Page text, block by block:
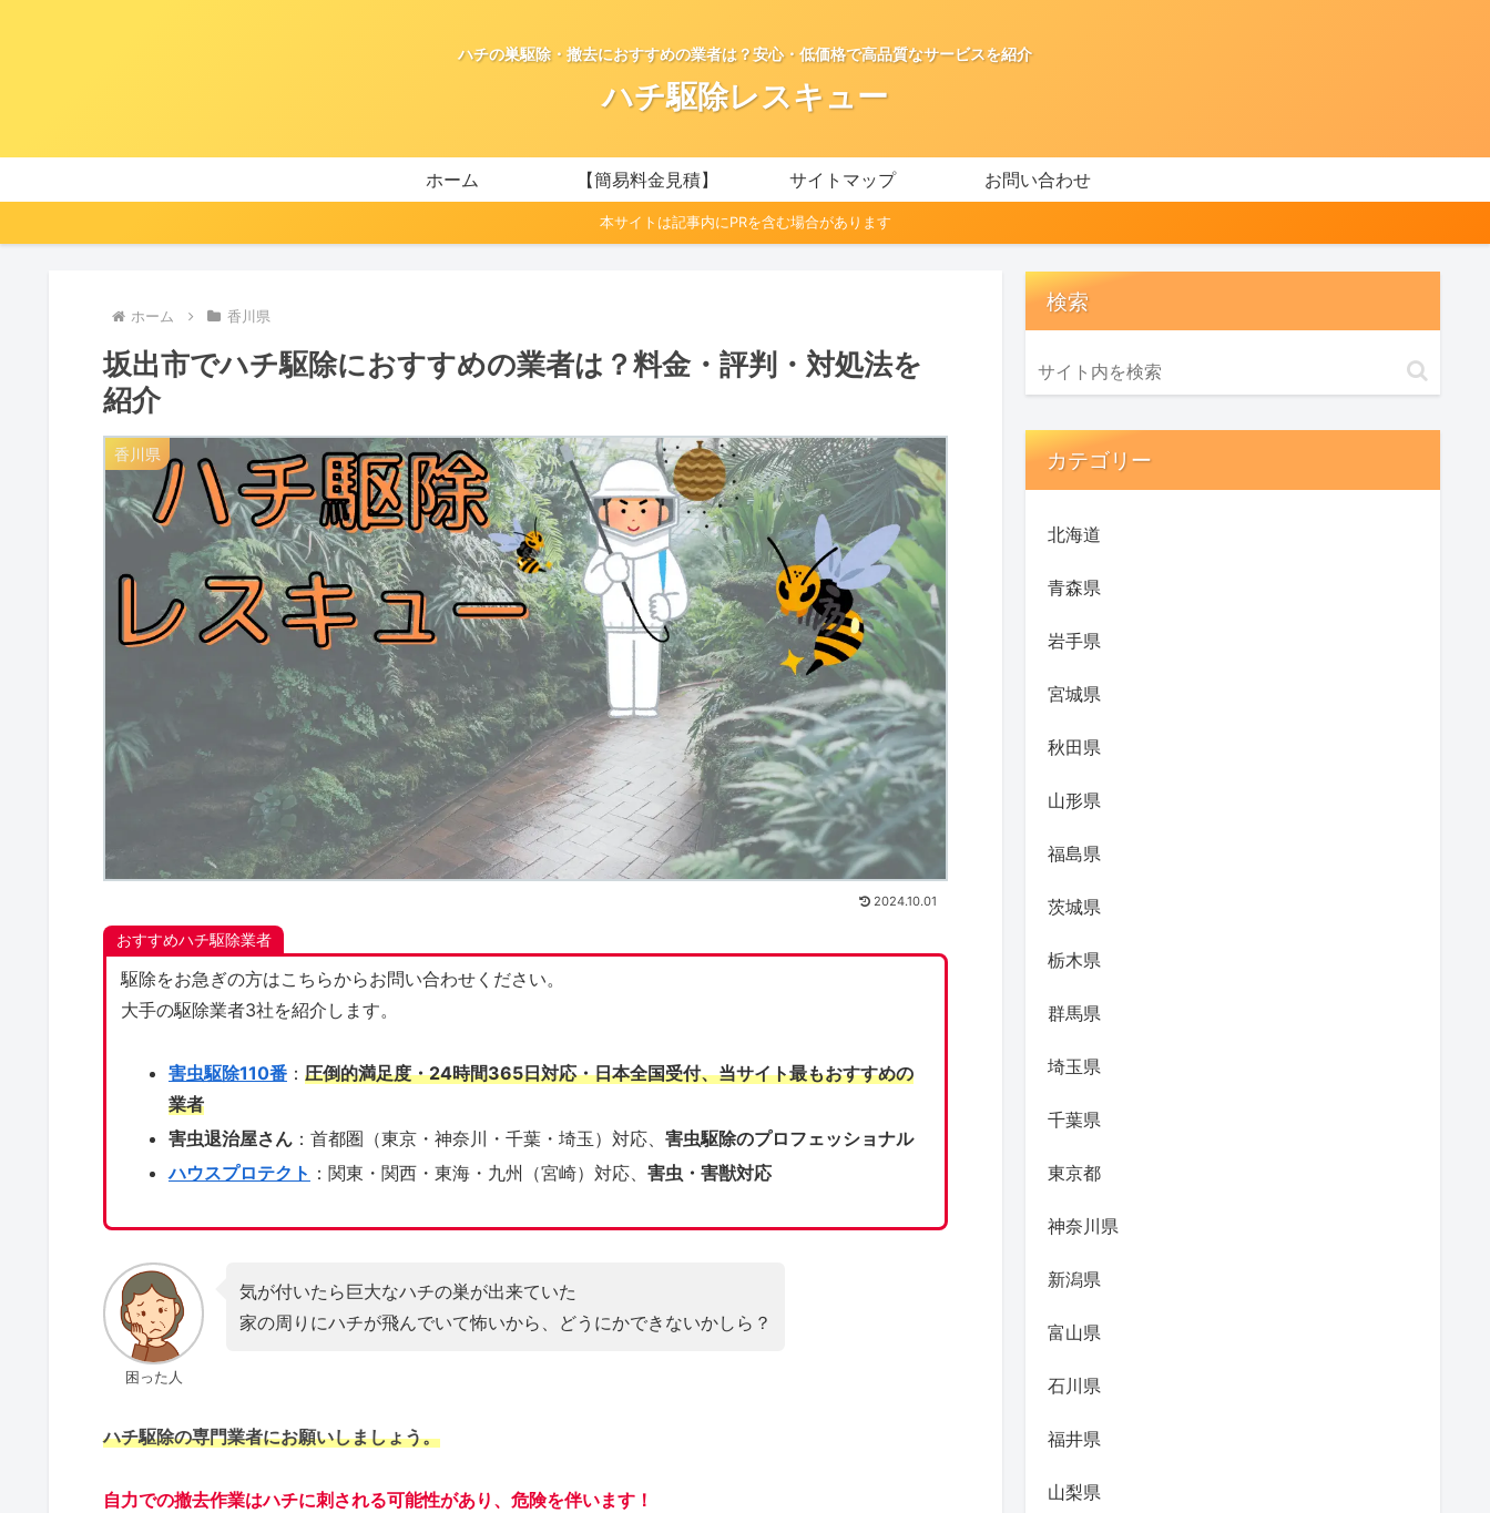
ハチの巣駆除・撤去におすすめの業者は？安心・低価格で高品質なサービスを紹介
ハチ駆除レスキュー
ホーム 【簡易料金見積】 サイトマップ お問い合わせ
本サイトは記事内にPRを含む場合があります
ホーム 香川県
坂出市でハチ駆除におすすめの業者は？料金・評判・対処法を
紹介
香川県
2024.10.01
おすすめハチ駆除業者
駆除をお急ぎの方はこちらからお問い合わせください。
大手の駆除業者3社を紹介します。
害虫駆除110番： 圧倒的満足度・24時間365日対応・日本全国受付、当サイト最もおすすめの
業者
害虫退治屋さん：首都圏（東京・神奈川・千葉・埼玉）対応、 害虫駆除のプロフェッショナル
ハウスプロテクト ：関東・関西・東海・九州（宮崎）対応、 害虫・害獣対応
困った人
気が付いたら巨大なハチの巣が出来ていた
家の周りにハチが飛んでいて怖いから、どうにかできないかしら？
ハチ駆除の専門業者にお願いしましょう。
自力での撤去作業はハチに刺される可能性があり、危険を伴います！
検索
カテゴリー
北海道
青森県
岩手県
宮城県
秋田県
山形県
福島県
茨城県
栃木県
群馬県
埼玉県
千葉県
東京都
神奈川県
新潟県
富山県
石川県
福井県
山梨県